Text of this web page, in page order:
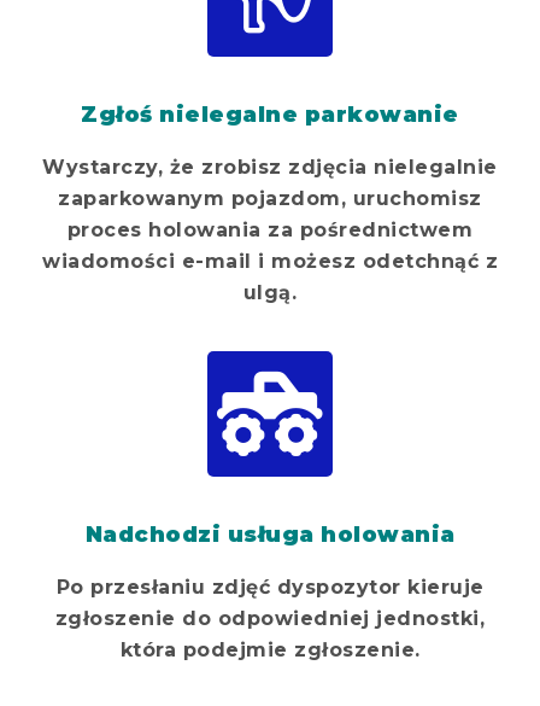
Zgłoś nielegalne parkowanie
Wystarczy, że zrobisz zdjęcia nielegalnie
zaparkowanym pojazdom, uruchomisz
proces holowania za pośrednictwem
wiadomości e-mail i możesz odetchnąć z
ulgą.
Nadchodzi usługa holowania
Po przesłaniu zdjęć dyspozytor kieruje
zgłoszenie do odpowiedniej jednostki,
która podejmie zgłoszenie.